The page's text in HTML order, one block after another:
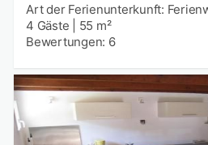
Art der Ferienunterkunft:
4 Gäste
55 m²
Bewertungen: 6